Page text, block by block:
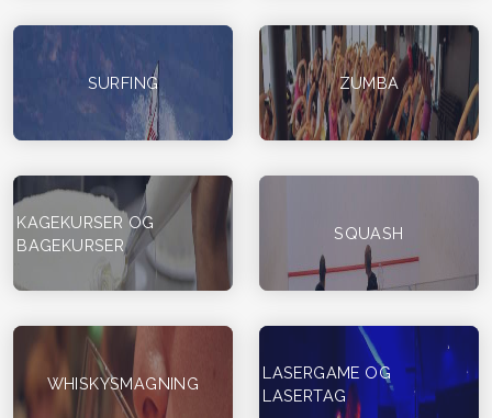
SURFING ZUMBA
KAGEKURSER OG
BAGEKURSER
SQUASH
WHISKYSMAGNING
LASERGAME OG
LASERTAG